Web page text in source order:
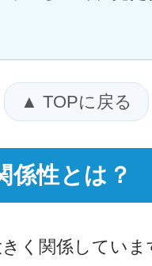
▲ TOPに戻る
係性とは？
く関係していま